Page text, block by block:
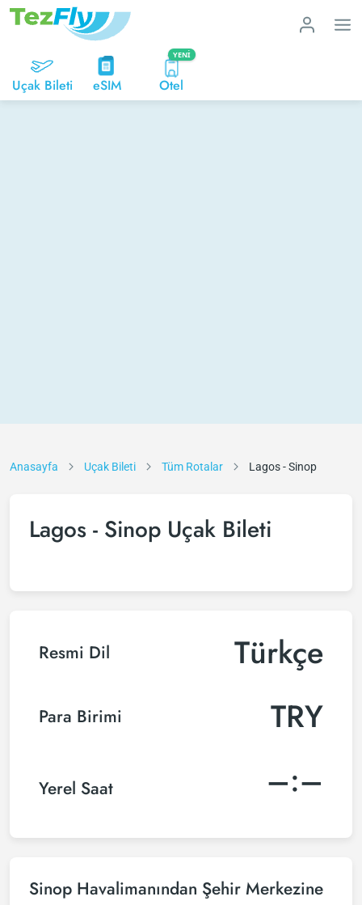
Uçak Bileti eSIM
YENI
Otel
Anasayfa Uçak Bileti Tüm Rotalar Lagos - Sinop
Lagos - Sinop Uçak Bileti
Resmi Dil Türkçe
Para Birimi TRY
Yerel Saat –:–
Sinop Havalimanından Şehir Merkezine